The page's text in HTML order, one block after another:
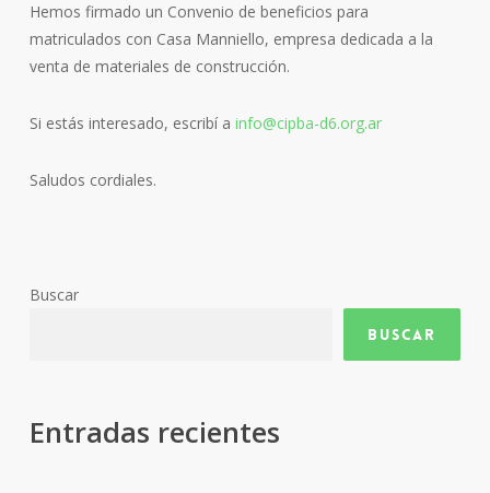
Hemos firmado un Convenio de beneficios para
matriculados con Casa Manniello, empresa dedicada a la
venta de materiales de construcción.
Si estás interesado, escribí a info@cipba-d6.org.ar
Saludos cordiales.
Buscar
Buscar
Entradas recientes